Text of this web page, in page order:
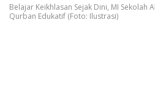
Belajar Keikhlasan Sejak Dini, MI Sekolah
Qurban Edukatif (Foto: Ilustrasi)